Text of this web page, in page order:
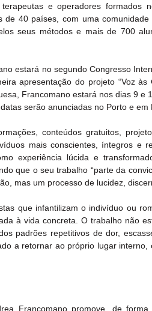
e operadores formados
de 40 países, com uma
seus métodos e mais de 700
estará no segundo Congresso
apresentação do projeto “Voz às
Francomano estará nos dias 9 e
serão anunciadas no Porto e em
conteúdos gratuitos,
mais conscientes, íntegros e
experiência lúcida e
que o seu trabalho “parte da
mas um processo de lucidez,
que infantilizam o indivíduo ou
à vida concreta. O trabalho não
padrões repetitivos de dor,
a retornar ao próprio lugar
Francomano promove, de